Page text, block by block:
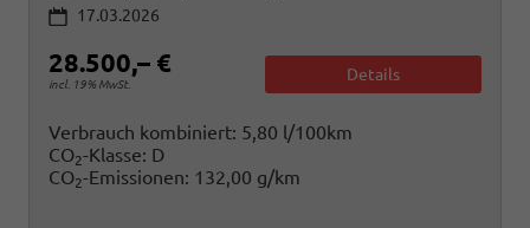
17.03.2026
28.500,– €
incl. 19% MwSt.
Details
Verbrauch kombiniert: 5,80 l/100km
CO2-Klasse: D
CO2-Emissionen: 132,00 g/km